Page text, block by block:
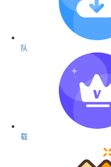
队
载